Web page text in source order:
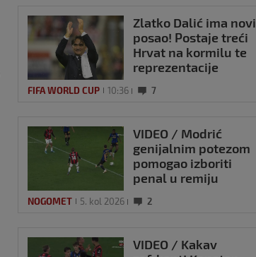
Zlatko Dalić ima novi
posao! Postaje treći
Hrvat na kormilu te
reprezentacije
FIFA WORLD CUP 10:36 7
VIDEO / Modrić
genijalnim potezom
pomogao izboriti
penal u remiju
NOGOMET 5. kol 2026 2
VIDEO / Kakav